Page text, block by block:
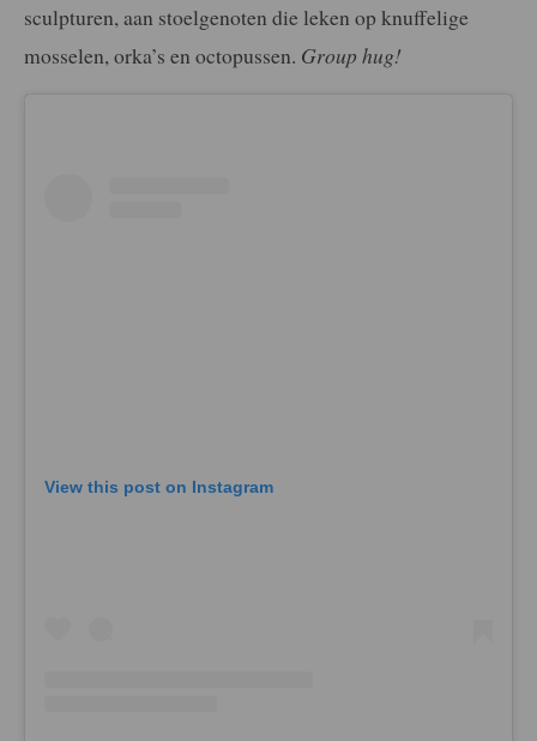
sculpturen, aan stoelgenoten die leken op knuffelige
mosselen, orka’s en octopussen. Group hug!
View this post on Instagram